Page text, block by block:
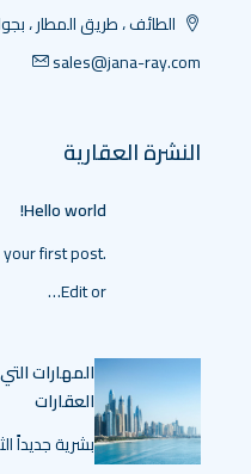
الطائف ، طريق المطار ،
sales@jana-ray.com
النشرة العقارية
Hello world!
first post.
Edit or…
المهارات
العقارات
بشرية جديداً